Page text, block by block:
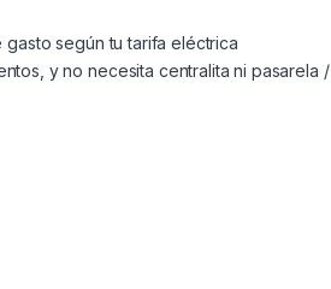
según tu tarifa eléctrica
y no necesita centralita ni pasarela /